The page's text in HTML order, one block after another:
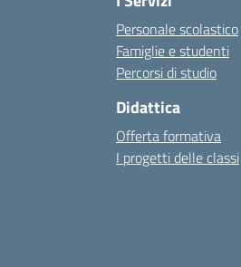
Personale scolastico
Famiglie e studenti
Percorsi di studio
Didattica
Offerta formativa
I progetti delle classi